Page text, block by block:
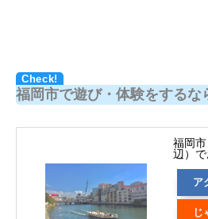
福岡市で遊び・体験をするな
福岡
辺）
ア
じ